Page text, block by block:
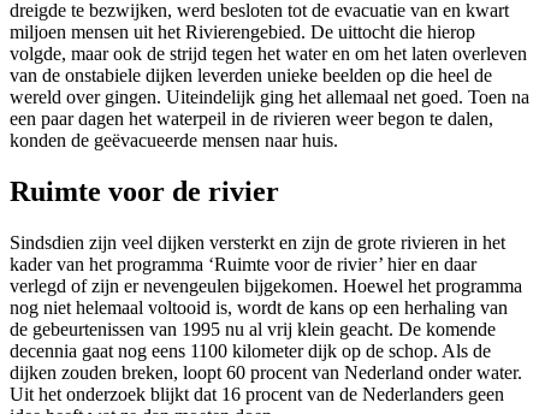
dreigde te bezwijken, werd besloten tot de evacuatie van en kwart
miljoen mensen uit het Rivierengebied. De uittocht die hierop
volgde, maar ook de strijd tegen het water en om het laten overleven
van de onstabiele dijken leverden unieke beelden op die heel de
wereld over gingen. Uiteindelijk ging het allemaal net goed. Toen na
een paar dagen het waterpeil in de rivieren weer begon te dalen,
konden de geëvacueerde mensen naar huis.
Ruimte voor de rivier
Sindsdien zijn veel dijken versterkt en zijn de grote rivieren in het
kader van het programma ‘Ruimte voor de rivier’ hier en daar
verlegd of zijn er nevengeulen bijgekomen. Hoewel het programma
nog niet helemaal voltooid is, wordt de kans op een herhaling van
de gebeurtenissen van 1995 nu al vrij klein geacht. De komende
decennia gaat nog eens 1100 kilometer dijk op de schop. Als de
dijken zouden breken, loopt 60 procent van Nederland onder water.
Uit het onderzoek blijkt dat 16 procent van de Nederlanders geen